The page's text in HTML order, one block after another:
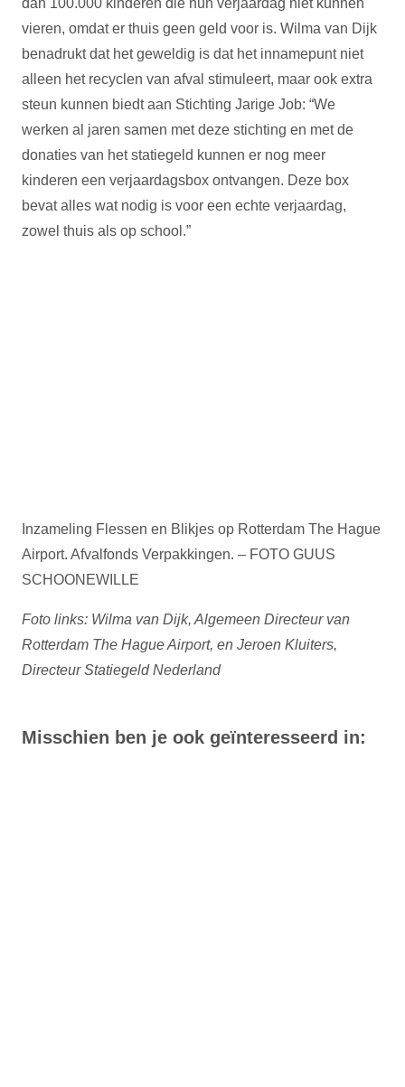
dan 100.000 kinderen die hun verjaardag niet kunnen
vieren, omdat er thuis geen geld voor is. Wilma van Dijk
benadrukt dat het geweldig is dat het innamepunt niet
alleen het recyclen van afval stimuleert, maar ook extra
steun kunnen biedt aan Stichting Jarige Job: “We
werken al jaren samen met deze stichting en met de
donaties van het statiegeld kunnen er nog meer
kinderen een verjaardagsbox ontvangen. Deze box
bevat alles wat nodig is voor een echte verjaardag,
zowel thuis als op school.”
Inzameling Flessen en Blikjes op Rotterdam The Hague
Airport. Afvalfonds Verpakkingen. – FOTO GUUS
SCHOONEWILLE
Foto links: Wilma van Dijk, Algemeen Directeur van
Rotterdam The Hague Airport, en Jeroen Kluiters,
Directeur Statiegeld Nederland
Misschien ben je ook geïnteresseerd in: